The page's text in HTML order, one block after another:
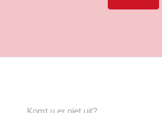
Komt u er niet uit?